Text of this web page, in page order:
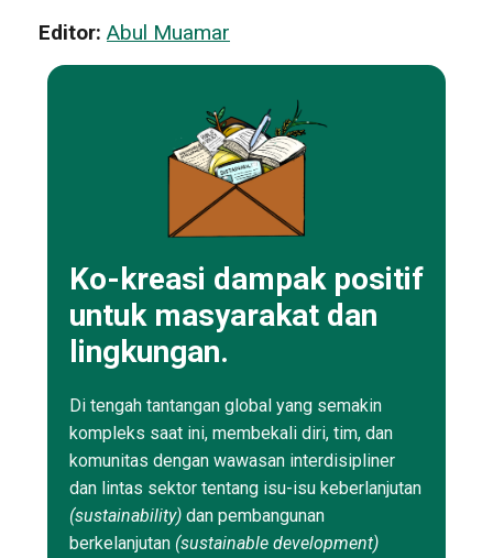
Editor: Abul Muamar
Ko-kreasi dampak positif
untuk masyarakat dan
lingkungan.
Di tengah tantangan global yang semakin
kompleks saat ini, membekali diri, tim, dan
komunitas dengan wawasan interdisipliner
dan lintas sektor tentang isu-isu keberlanjutan
(sustainability) dan pembangunan
berkelanjutan (sustainable development)